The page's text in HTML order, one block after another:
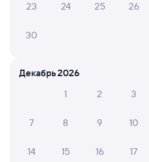
Найдём билет на поезд за вас
Отели в Коряжме
23 24 25 26
30
Декабрь 2026
1
2 3
7 8 9 10
14 15 16 17